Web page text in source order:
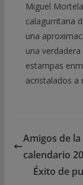
Miguel
calagurritana
una
una
estampas
acristalados a
Amigos de
calendario
Éxito de